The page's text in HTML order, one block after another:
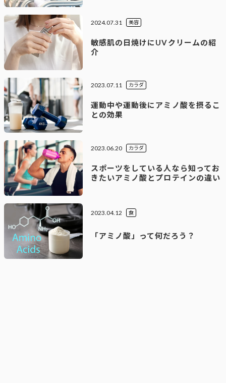
2024.07.31
敏感肌の⽇焼けにUVクリームの紹
介
美容
2023.07.11
運動中や運動後にアミノ酸を摂るこ
との効果
カラダ
2023.06.20
スポーツをしている人なら知ってお
きたいアミノ酸とプロテインの違い
カラダ
2023.04.12
「アミノ酸」って何だろう？
食